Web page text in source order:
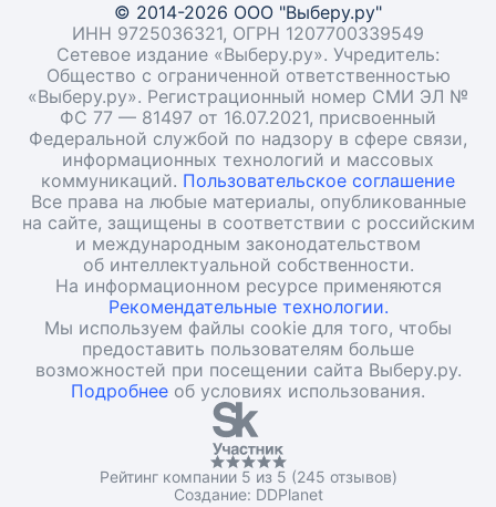
© 2014-2026 ООО "Выберу.ру"
ИНН 9725036321, ОГРН 1207700339549
Сетевое издание «Выберу.ру». Учредитель:
Общество с ограниченной ответственностью
«Выберу.ру». Регистрационный номер СМИ ЭЛ №
ФС 77 — 81497 от 16.07.2021, присвоенный
Федеральной службой по надзору в сфере связи,
информационных технологий и массовых
коммуникаций. Пользовательское соглашение
Все права на любые материалы, опубликованные
на сайте, защищены в соответствии с российским
и международным законодательством
об интеллектуальной собственности.
На информационном ресурсе применяются
Рекомендательные технологии.
Мы используем файлы cookie для того, чтобы
предоставить пользователям больше
возможностей при посещении сайта Выберу.ру.
Подробнее об условиях использования.
Рейтинг компании 5 из 5 (245 отзывов)
Создание: DDPlanet